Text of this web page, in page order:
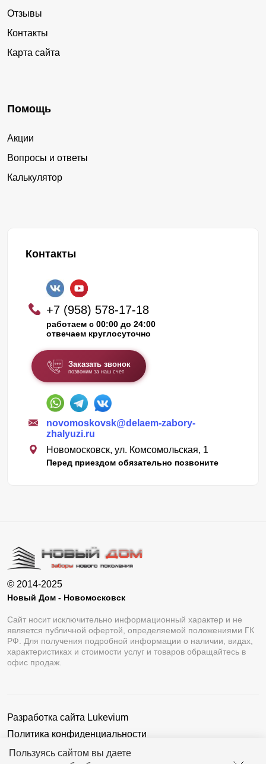
Пользуясь сайтом вы даете
Отзывы
Контакты
Карта сайта
Помощь
Акции
Вопросы и ответы
Калькулятор
Контакты
+7 (958) 578-17-18
работаем с 00:00 до 24:00
отвечаем круглосуточно
Заказать звонок
позвоним за наш счет
novomoskovsk@delaem-zabory-
zhalyuzi.ru
Новомосковск, ул. Комсомольская, 1
Перед приездом обязательно позвоните
© 2014-2025
Новый Дом - Новомосковск
Сайт носит исключительно информационный характер и не
является публичной офертой, определяемой положениями ГК
РФ. Для получения подробной информации о наличии, видах,
характеристиках и стоимости услуг и товаров обращайтесь в
офис продаж.
Разработка сайта Lukevium
Политика конфиденциальности
Пользовательское соглашение